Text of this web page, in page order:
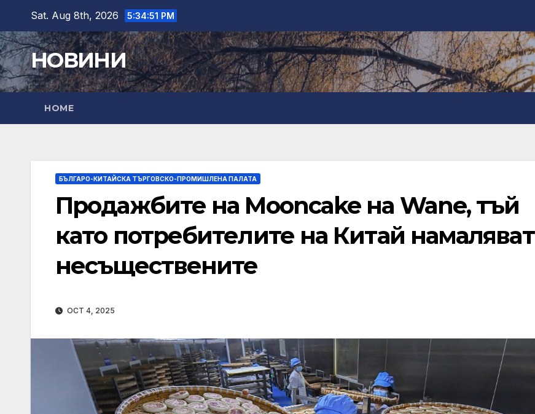
content
Sat. Aug 8th, 2026 5:34:52 PM
НОВИНИ
HOME
БЪЛГАРО-КИТАЙСКА ТЪРГОВСКО-ПРОМИШЛЕНА ПАЛАТА
Продажбите на Mooncake на Wane, тъй
като потребителите на Китай намаляват
несъществените
OCT 4, 2025